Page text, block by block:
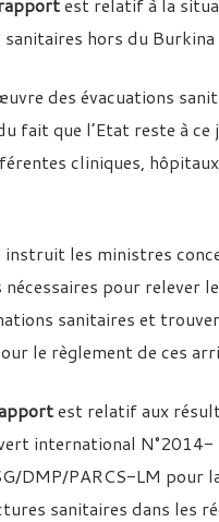
sanitaires hors du Burkina
des évacuations
fait que l’Etat reste à ce
cliniques,
instruit les ministres
nécessaires pour relever
sanitaires et
le règlement de ces
est relatif aux
international N°2014-
DMP/PARCS-LM pour
sanitaires dans les